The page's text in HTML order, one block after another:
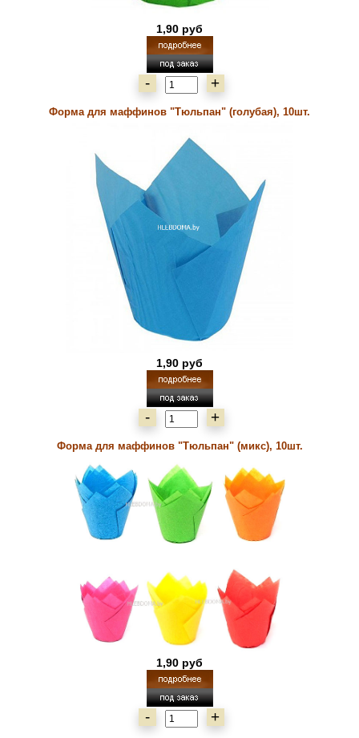
1,90 руб
- +
Форма для маффинов "Тюльпан" (голубая), 10шт.
1,90 руб
- +
Форма для маффинов "Тюльпан" (микс), 10шт.
1,90 руб
- +